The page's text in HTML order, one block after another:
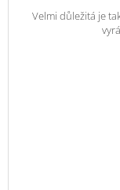
Velmi důležitá je